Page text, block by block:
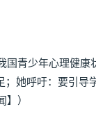
国青少年心理健
；她呼吁：要引
）